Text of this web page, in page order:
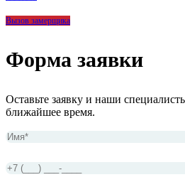
Вызов замерщика
Форма заявки
Оставьте заявку и наши
ближайшее время.